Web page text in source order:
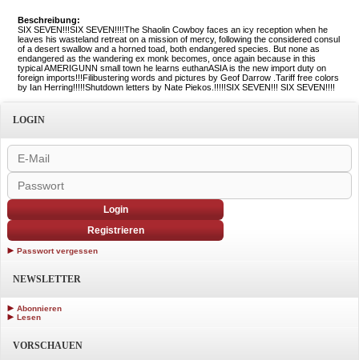
Beschreibung:
SIX SEVEN!!!SIX SEVEN!!!!The Shaolin Cowboy faces an icy reception when he
leaves his wasteland retreat on a mission of mercy, following the considered consul
of a desert swallow and a horned toad, both endangered species. But none as
endangered as the wandering ex monk becomes, once again because in this
typical AMERIGUNN small town he learns euthanASIA is the new import duty on
foreign imports!!!Filibustering words and pictures by Geof Darrow .Tariff free colors
by Ian Herring!!!!!Shutdown letters by Nate Piekos.!!!!!SIX SEVEN!!! SIX SEVEN!!!!
LOGIN
Login
Registrieren
Passwort vergessen
NEWSLETTER
Abonnieren
Lesen
VORSCHAUEN